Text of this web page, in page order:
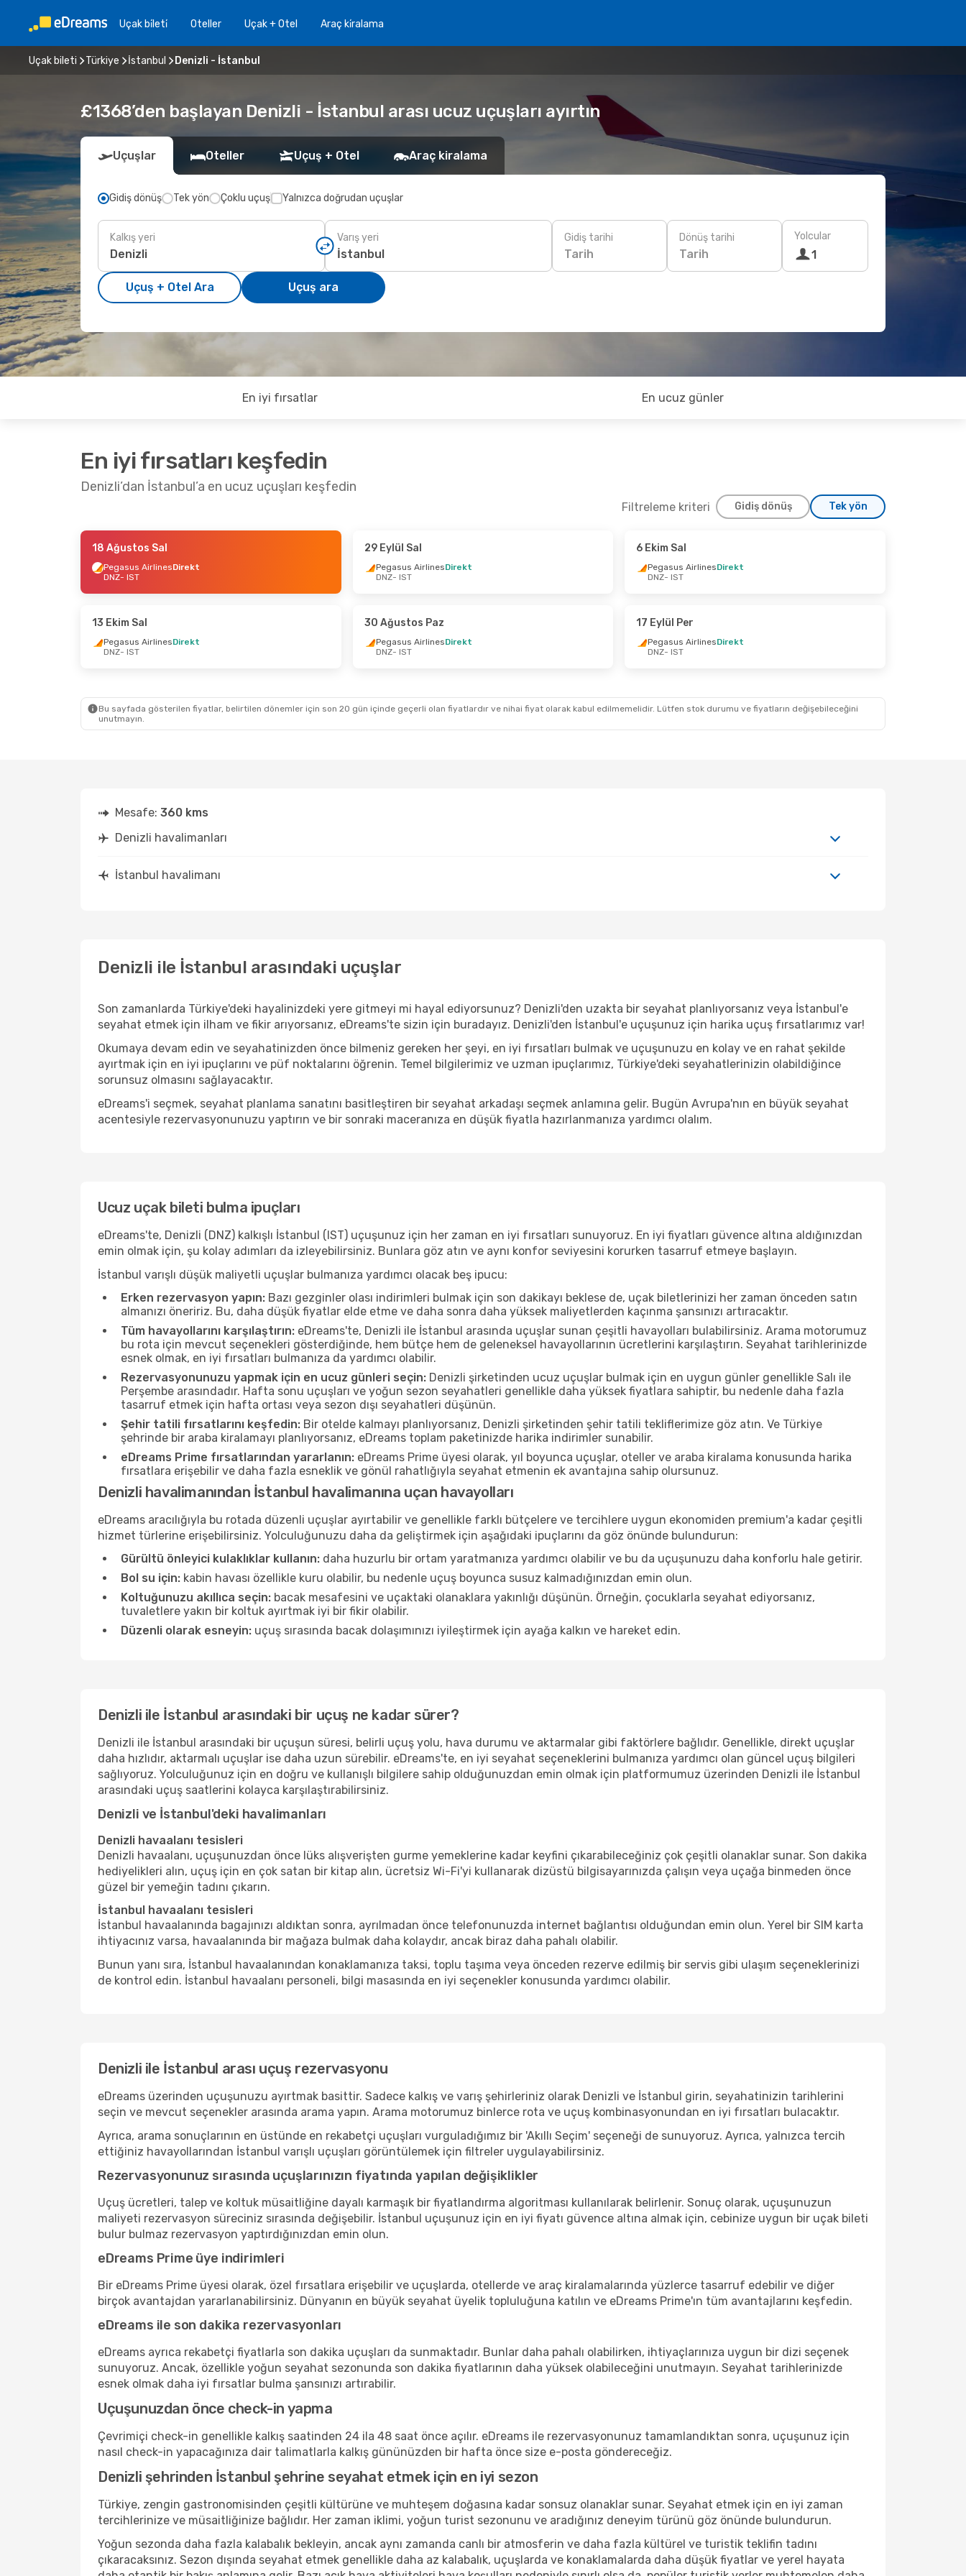
Uçak bi̇leti̇ Oteller Uçak + Otel Araç ki̇ralama
Uçak bileti Türkiye İstanbul Denizli - İstanbul
£1368’den başlayan Denizli - İstanbul arası ucuz uçuşları ayırtın
Uçuşlar Oteller Uçuş + Otel Araç kiralama
Gidiş dönüş Tek yön Çoklu uçuş Yalnızca doğrudan uçuşlar
Kalkış yeri Varış yeri Gidiş tarihi
Tarih
Dönüş tarihi
Tarih
Yolcular
1
Uçuş + Otel Ara Uçuş ara
En iyi fırsatlar En ucuz günler
En iyi fırsatları keşfedin
Denizli’dan İstanbul’a en ucuz uçuşları keşfedin
Filtreleme kriteri Gidiş dönüş Tek yön
- 24 Ağustos Pzt
Direkt
Direkt
Direkt
- 28 Eylül Pzt - 20 Eylül Paz
IST
- DNZ
- 23 Ekim Cum
IST
- DNZ
18 Ağustos Sal
Pegasus AirlinesDirekt
DNZ- IST
29 Eylül Sal
Pegasus AirlinesDirekt
DNZ- IST
6 Ekim Sal
Pegasus AirlinesDirekt
DNZ- IST
13 Ekim Sal
Pegasus AirlinesDirekt
DNZ- IST
30 Ağustos Paz
Pegasus AirlinesDirekt
DNZ- IST
17 Eylül Per
Pegasus AirlinesDirekt
DNZ- IST
Bu sayfada gösterilen fiyatlar, belirtilen dönemler için son 20 gün içinde geçerli olan fiyatlardır ve nihai fiyat olarak kabul edilmemelidir. Lütfen stok durumu ve fiyatların değişebileceğini
unutmayın.
Mesafe: 360 kms
Denizli havalimanları
İstanbul havalimanı
Denizli ile İstanbul arasındaki uçuşlar
Son zamanlarda Türkiye'deki hayalinizdeki yere gitmeyi mi hayal ediyorsunuz? Denizli'den uzakta bir seyahat planlıyorsanız veya İstanbul'e
seyahat etmek için ilham ve fikir arıyorsanız, eDreams'te sizin için buradayız. Denizli'den İstanbul'e uçuşunuz için harika uçuş fırsatlarımız var!
Okumaya devam edin ve seyahatinizden önce bilmeniz gereken her şeyi, en iyi fırsatları bulmak ve uçuşunuzu en kolay ve en rahat şekilde
ayırtmak için en iyi ipuçlarını ve püf noktalarını öğrenin. Temel bilgilerimiz ve uzman ipuçlarımız, Türkiye'deki seyahatlerinizin olabildiğince
sorunsuz olmasını sağlayacaktır.
eDreams'i seçmek, seyahat planlama sanatını basitleştiren bir seyahat arkadaşı seçmek anlamına gelir. Bugün Avrupa'nın en büyük seyahat
acentesiyle rezervasyonunuzu yaptırın ve bir sonraki maceranıza en düşük fiyatla hazırlanmanıza yardımcı olalım.
Ucuz uçak bileti bulma ipuçları
eDreams'te, Denizli (DNZ) kalkışlı İstanbul (IST) uçuşunuz için her zaman en iyi fırsatları sunuyoruz. En iyi fiyatları güvence altına aldığınızdan
emin olmak için, şu kolay adımları da izleyebilirsiniz. Bunlara göz atın ve aynı konfor seviyesini korurken tasarruf etmeye başlayın.
İstanbul varışlı düşük maliyetli uçuşlar bulmanıza yardımcı olacak beş ipucu:
Erken rezervasyon yapın: Bazı gezginler olası indirimleri bulmak için son dakikayı beklese de, uçak biletlerinizi her zaman önceden satın
almanızı öneririz. Bu, daha düşük fiyatlar elde etme ve daha sonra daha yüksek maliyetlerden kaçınma şansınızı artıracaktır.
Tüm havayollarını karşılaştırın: eDreams'te, Denizli ile İstanbul arasında uçuşlar sunan çeşitli havayolları bulabilirsiniz. Arama motorumuz
bu rota için mevcut seçenekleri gösterdiğinde, hem bütçe hem de geleneksel havayollarının ücretlerini karşılaştırın. Seyahat tarihlerinizde
esnek olmak, en iyi fırsatları bulmanıza da yardımcı olabilir.
Rezervasyonunuzu yapmak için en ucuz günleri seçin: Denizli şirketinden ucuz uçuşlar bulmak için en uygun günler genellikle Salı ile
Perşembe arasındadır. Hafta sonu uçuşları ve yoğun sezon seyahatleri genellikle daha yüksek fiyatlara sahiptir, bu nedenle daha fazla
tasarruf etmek için hafta ortası veya sezon dışı seyahatleri düşünün.
Şehir tatili fırsatlarını keşfedin: Bir otelde kalmayı planlıyorsanız, Denizli şirketinden şehir tatili tekliflerimize göz atın. Ve Türkiye
şehrinde bir araba kiralamayı planlıyorsanız, eDreams toplam paketinizde harika indirimler sunabilir.
eDreams Prime fırsatlarından yararlanın: eDreams Prime üyesi olarak, yıl boyunca uçuşlar, oteller ve araba kiralama konusunda harika
fırsatlara erişebilir ve daha fazla esneklik ve gönül rahatlığıyla seyahat etmenin ek avantajına sahip olursunuz.
Denizli havalimanından İstanbul havalimanına uçan havayolları
eDreams aracılığıyla bu rotada düzenli uçuşlar ayırtabilir ve genellikle farklı bütçelere ve tercihlere uygun ekonomiden premium'a kadar çeşitli
hizmet türlerine erişebilirsiniz. Yolculuğunuzu daha da geliştirmek için aşağıdaki ipuçlarını da göz önünde bulundurun:
Gürültü önleyici kulaklıklar kullanın: daha huzurlu bir ortam yaratmanıza yardımcı olabilir ve bu da uçuşunuzu daha konforlu hale getirir.
Bol su için: kabin havası özellikle kuru olabilir, bu nedenle uçuş boyunca susuz kalmadığınızdan emin olun.
Koltuğunuzu akıllıca seçin: bacak mesafesini ve uçaktaki olanaklara yakınlığı düşünün. Örneğin, çocuklarla seyahat ediyorsanız,
tuvaletlere yakın bir koltuk ayırtmak iyi bir fikir olabilir.
Düzenli olarak esneyin: uçuş sırasında bacak dolaşımınızı iyileştirmek için ayağa kalkın ve hareket edin.
Denizli ile İstanbul arasındaki bir uçuş ne kadar sürer?
Denizli ile İstanbul arasındaki bir uçuşun süresi, belirli uçuş yolu, hava durumu ve aktarmalar gibi faktörlere bağlıdır. Genellikle, direkt uçuşlar
daha hızlıdır, aktarmalı uçuşlar ise daha uzun sürebilir. eDreams'te, en iyi seyahat seçeneklerini bulmanıza yardımcı olan güncel uçuş bilgileri
sağlıyoruz. Yolculuğunuz için en doğru ve kullanışlı bilgilere sahip olduğunuzdan emin olmak için platformumuz üzerinden Denizli ile İstanbul
arasındaki uçuş saatlerini kolayca karşılaştırabilirsiniz.
Denizli ve İstanbul'deki havalimanları
Denizli havaalanı tesisleri
Denizli havaalanı, uçuşunuzdan önce lüks alışverişten gurme yemeklerine kadar keyfini çıkarabileceğiniz çok çeşitli olanaklar sunar. Son dakika
hediyelikleri alın, uçuş için en çok satan bir kitap alın, ücretsiz Wi-Fi'yi kullanarak dizüstü bilgisayarınızda çalışın veya uçağa binmeden önce
güzel bir yemeğin tadını çıkarın.
İstanbul havaalanı tesisleri
İstanbul havaalanında bagajınızı aldıktan sonra, ayrılmadan önce telefonunuzda internet bağlantısı olduğundan emin olun. Yerel bir SIM karta
ihtiyacınız varsa, havaalanında bir mağaza bulmak daha kolaydır, ancak biraz daha pahalı olabilir.
Bunun yanı sıra, İstanbul havaalanından konaklamanıza taksi, toplu taşıma veya önceden rezerve edilmiş bir servis gibi ulaşım seçeneklerinizi
de kontrol edin. İstanbul havaalanı personeli, bilgi masasında en iyi seçenekler konusunda yardımcı olabilir.
Denizli ile İstanbul arası uçuş rezervasyonu
eDreams üzerinden uçuşunuzu ayırtmak basittir. Sadece kalkış ve varış şehirleriniz olarak Denizli ve İstanbul girin, seyahatinizin tarihlerini
seçin ve mevcut seçenekler arasında arama yapın. Arama motorumuz binlerce rota ve uçuş kombinasyonundan en iyi fırsatları bulacaktır.
Ayrıca, arama sonuçlarının en üstünde en rekabetçi uçuşları vurguladığımız bir 'Akıllı Seçim' seçeneği de sunuyoruz. Ayrıca, yalnızca tercih
ettiğiniz havayollarından İstanbul varışlı uçuşları görüntülemek için filtreler uygulayabilirsiniz.
Rezervasyonunuz sırasında uçuşlarınızın fiyatında yapılan değişiklikler
Uçuş ücretleri, talep ve koltuk müsaitliğine dayalı karmaşık bir fiyatlandırma algoritması kullanılarak belirlenir. Sonuç olarak, uçuşunuzun
maliyeti rezervasyon süreciniz sırasında değişebilir. İstanbul uçuşunuz için en iyi fiyatı güvence altına almak için, cebinize uygun bir uçak bileti
bulur bulmaz rezervasyon yaptırdığınızdan emin olun.
eDreams Prime üye indirimleri
Bir eDreams Prime üyesi olarak, özel fırsatlara erişebilir ve uçuşlarda, otellerde ve araç kiralamalarında yüzlerce tasarruf edebilir ve diğer
birçok avantajdan yararlanabilirsiniz. Dünyanın en büyük seyahat üyelik topluluğuna katılın ve eDreams Prime'ın tüm avantajlarını keşfedin.
eDreams ile son dakika rezervasyonları
eDreams ayrıca rekabetçi fiyatlarla son dakika uçuşları da sunmaktadır. Bunlar daha pahalı olabilirken, ihtiyaçlarınıza uygun bir dizi seçenek
sunuyoruz. Ancak, özellikle yoğun seyahat sezonunda son dakika fiyatlarının daha yüksek olabileceğini unutmayın. Seyahat tarihlerinizde
esnek olmak daha iyi fırsatlar bulma şansınızı artırabilir.
Uçuşunuzdan önce check-in yapma
Çevrimiçi check-in genellikle kalkış saatinden 24 ila 48 saat önce açılır. eDreams ile rezervasyonunuz tamamlandıktan sonra, uçuşunuz için
nasıl check-in yapacağınıza dair talimatlarla kalkış gününüzden bir hafta önce size e-posta göndereceğiz.
Denizli şehrinden İstanbul şehrine seyahat etmek için en iyi sezon
Türkiye, zengin gastronomisinden çeşitli kültürüne ve muhteşem doğasına kadar sonsuz olanaklar sunar. Seyahat etmek için en iyi zaman
tercihlerinize ve müsaitliğinize bağlıdır. Her zaman iklimi, yoğun turist sezonunu ve aradığınız deneyim türünü göz önünde bulundurun.
Yoğun sezonda daha fazla kalabalık bekleyin, ancak aynı zamanda canlı bir atmosferin ve daha fazla kültürel ve turistik teklifin tadını
çıkaracaksınız. Sezon dışında seyahat etmek genellikle daha az kalabalık, uçuşlarda ve konaklamalarda daha düşük fiyatlar ve yerel hayata